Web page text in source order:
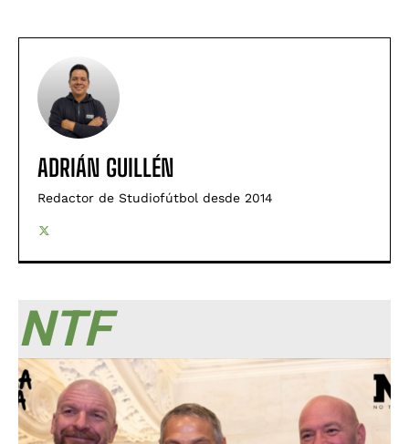
ADRIÁN GUILLÉN
Redactor de Studiofútbol desde 2014
NTF